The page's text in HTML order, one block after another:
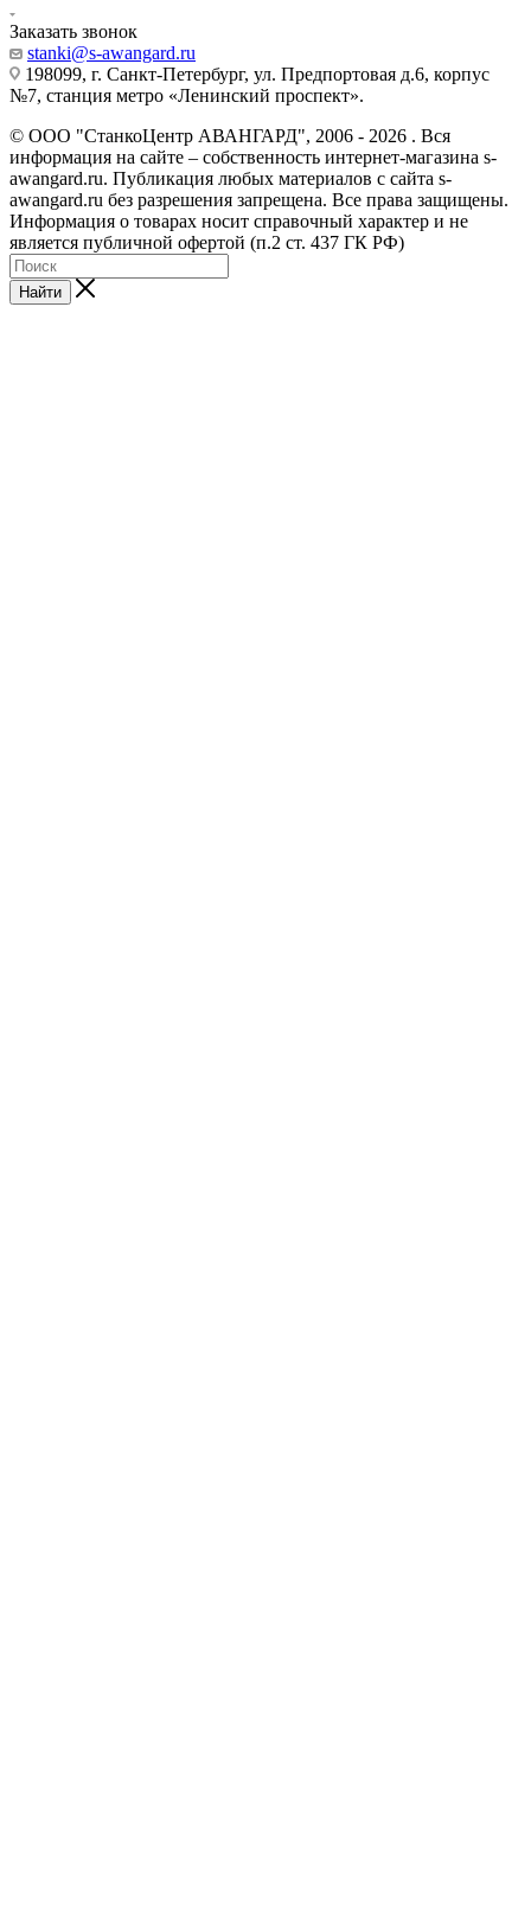
Заказать звонок
stanki@s-awangard.ru
198099, г. Санкт-Петербург, ул. Предпортовая д.6, корпус
№7, станция метро «Ленинский проспект».
© ООО "СтанкоЦентр АВАНГАРД", 2006 - 2026 . Вся
информация на сайте – собственность интернет-магазина s-
awangard.ru. Публикация любых материалов с сайта s-
awangard.ru без разрешения запрещена. Все права защищены.
Информация о товарах носит справочный характер и не
является публичной офертой (п.2 ст. 437 ГК РФ)
Найти